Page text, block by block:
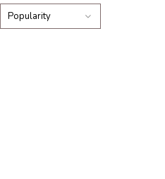
Popularity